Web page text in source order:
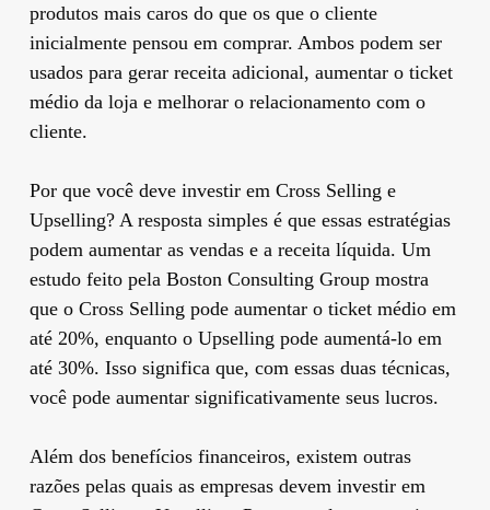
produtos mais caros do que os que o cliente
inicialmente pensou em comprar. Ambos podem ser
usados ​​para gerar receita adicional, aumentar o ticket
médio da loja e melhorar o relacionamento com o
cliente.
Por que você deve investir em Cross Selling e
Upselling? A resposta simples é que essas estratégias
podem aumentar as vendas e a receita líquida. Um
estudo feito pela Boston Consulting Group mostra
que o Cross Selling pode aumentar o ticket médio em
até 20%, enquanto o Upselling pode aumentá-lo em
até 30%. Isso significa que, com essas duas técnicas,
você pode aumentar significativamente seus lucros.
Além dos benefícios financeiros, existem outras
razões pelas quais as empresas devem investir em